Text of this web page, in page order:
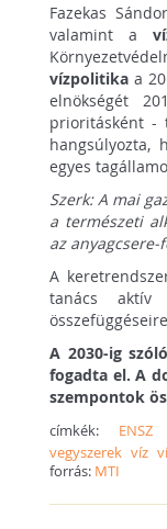
Fazekas
valamint a
vízpolitika a
elnökségét
prioritásként -
hangsúlyozta,
egyes
Szerk: A mai
a természeti
az
A
tanács aktív
A 2030-ig szóló
fogadta el. A
szempontok
címkék: ENSZ
vegyszerek víz
forrás: MTI